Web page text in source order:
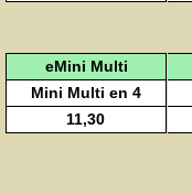
eMini Multi
Mini Multi en 4
11,30